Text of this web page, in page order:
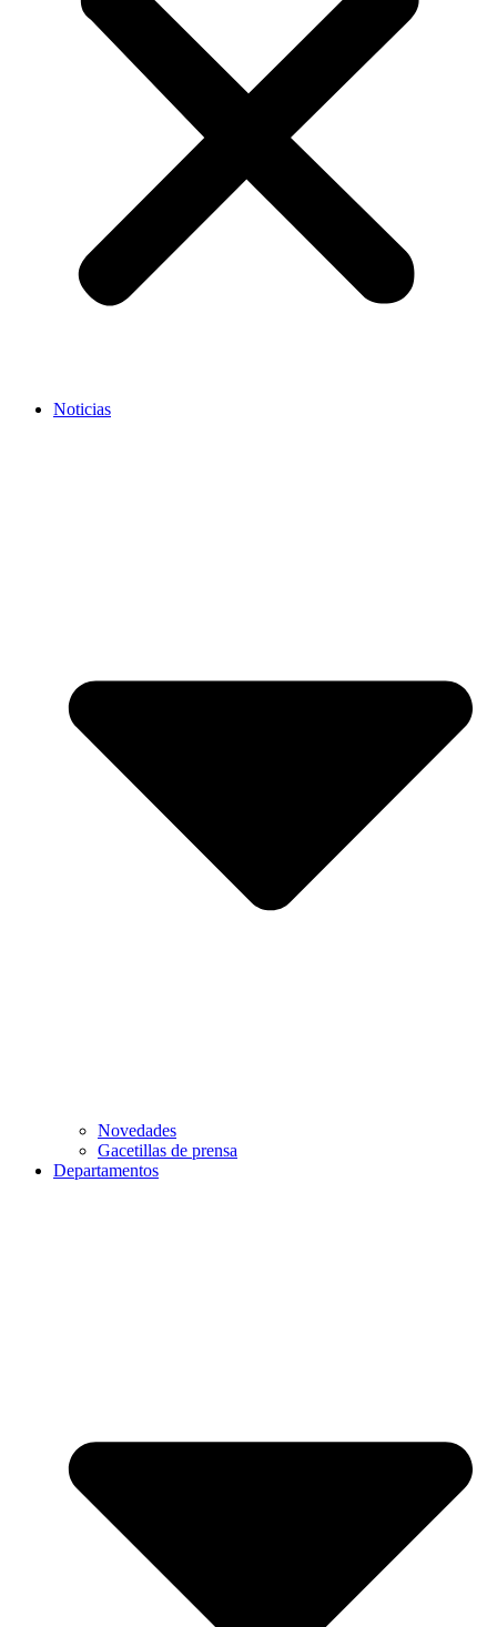
Noticias
Novedades
Gacetillas de prensa
Departamentos